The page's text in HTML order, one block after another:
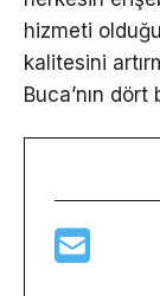
hizmeti
kalitesini
Buca’nın